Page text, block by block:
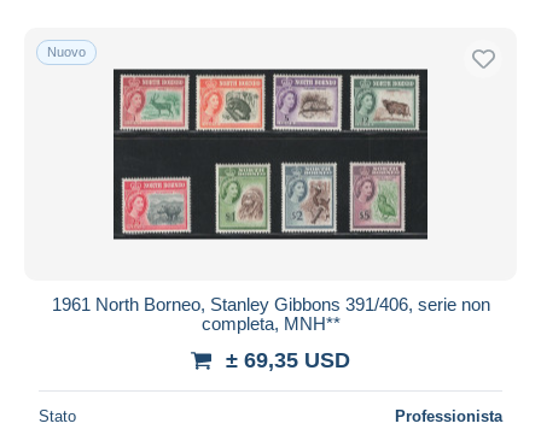
Nuovo
1961 North Borneo, Stanley Gibbons 391/406, serie non
completa, MNH**
± 69,35 USD
Stato Professionista